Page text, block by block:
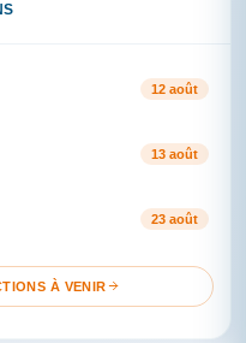
12 août
13 août
23 août
À VENIR